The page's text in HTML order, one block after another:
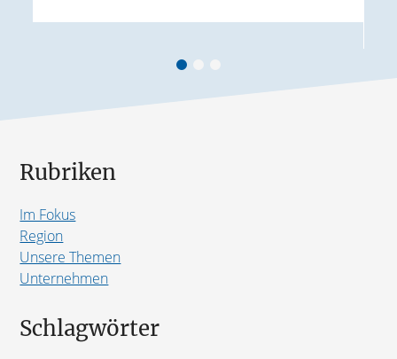
Rubriken
Im Fokus
Region
Unsere Themen
Unternehmen
Schlagwörter